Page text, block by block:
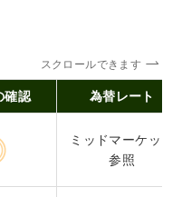
スクロールできます
確認 為替レート
ミッドマーケット
参照